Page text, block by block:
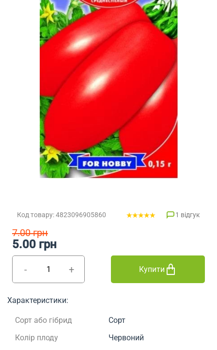
Код товару: 4823096905860 1 відгук
- +
7.00 грн
5.00 грн
Купити
Характеристики:
Сорт або гібрид
Сорт
Колір плоду
Червоний